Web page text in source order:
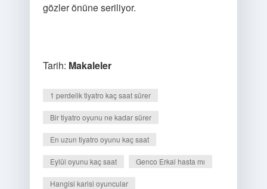
gözler önüne seriliyor.
Tarih: Makaleler
1 perdelik tiyatro kaç saat sürer
Bir tiyatro oyunu ne kadar sürer
En uzun tiyatro oyunu kaç saat
Eylül oyunu kaç saat Genco Erkal hasta mı
Hangisi karisi oyuncular